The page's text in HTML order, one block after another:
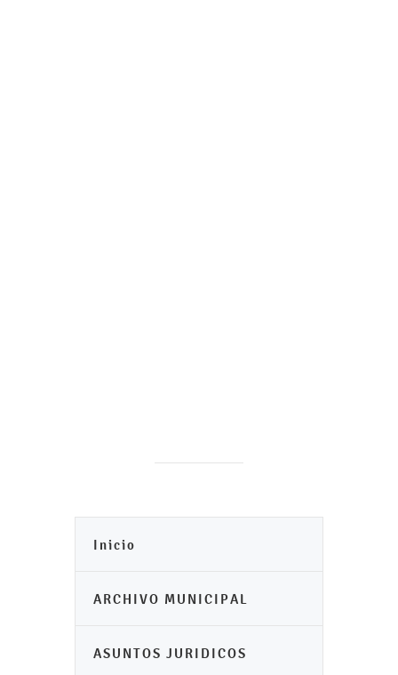
Inicio
ARCHIVO MUNICIPAL
ASUNTOS JURIDICOS